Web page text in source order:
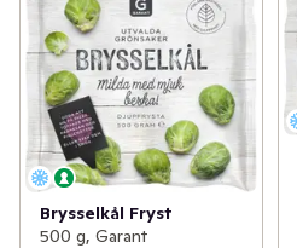
Brysselkål Fryst
500 g, Garant